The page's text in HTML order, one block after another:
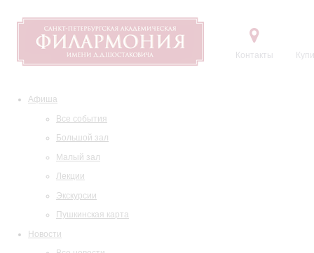
Контакты
Афиша
Все события
Большой зал
Малый зал
Лекции
Экскурсии
Пушкинская карта
Новости